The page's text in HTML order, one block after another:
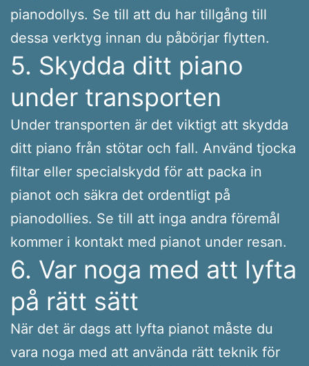
pianodollys. Se till att du har tillgång till
dessa verktyg innan du påbörjar flytten.
5. Skydda ditt piano
under transporten
Under transporten är det viktigt att skydda
ditt piano från stötar och fall. Använd tjocka
filtar eller specialskydd för att packa in
pianot och säkra det ordentligt på
pianodollies. Se till att inga andra föremål
kommer i kontakt med pianot under resan.
6. Var noga med att lyfta
på rätt sätt
När det är dags att lyfta pianot måste du
vara noga med att använda rätt teknik för